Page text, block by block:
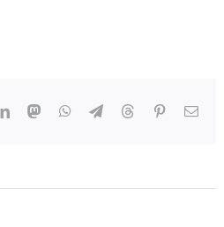
LinkedInMastodonWhatsApp
TelegramThreadsPinterestEmail